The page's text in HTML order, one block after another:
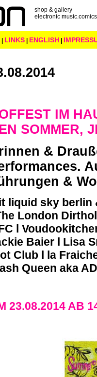
shop & gallery
electronic
LINKS ENGLISH
IM
SOMMER,
&
&
liquid sky berlin
London
l
Baier l Lisa
Club l la
Queen aka
23.08.2014 AB